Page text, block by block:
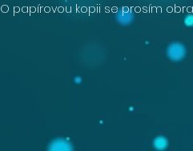
O papírovou kopii se prosím